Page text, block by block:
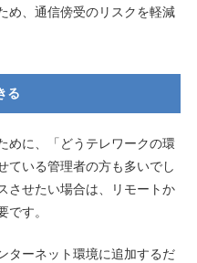
め、通信傍受のリスクを軽減
る
めに、「どうテレワークの環
ている管理者の方も多いでし
させたい場合は、リモートか
です。
ターネット環境に追加するだ